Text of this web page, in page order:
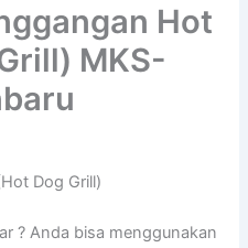
Hot
MKS-
Dog Grill)
? Anda bisa menggunakan